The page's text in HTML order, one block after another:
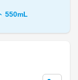
550mL